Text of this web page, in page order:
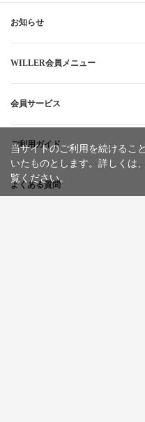
お知らせ
WILLER会員メニュー
会員サービス
ご利用ガイド
よくある質問
当サイトのご利用を続けるこ
いたものとします。詳しくは、
覧ください。